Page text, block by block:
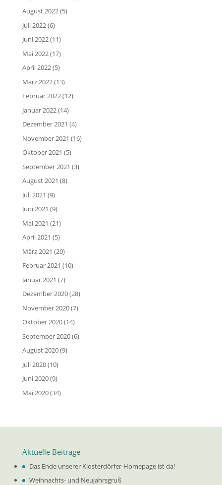
August 2022(5)
Juli 2022(6)
Juni 2022(11)
Mai 2022(17)
April 2022(5)
März 2022(13)
Februar 2022(12)
Januar 2022(14)
Dezember 2021 (4)
November 2021 (16)
Oktober 2021 (5)
September 2021 (3)
August 2021 (8)
Juli 2021 (9)
Juni 2021 (9)
Mai 2021 (21)
April 2021 (5)
März 2021 (20)
Februar 2021 (10)
Januar 2021 (7)
Dezember 2020(28)
November 2020(7)
Oktober 2020(14)
September 2020(6)
August 2020(9)
Juli 2020(10)
Juni 2020(9)
Mai 2020(34)
Aktuelle Beiträge
Das Ende unserer Klosterdörfer-Homepage ist da!
Weihnachts- und Neujahrsgruß